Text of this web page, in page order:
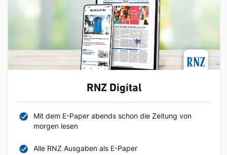
RNZ Digital
Mit dem E-Paper abends schon die Zeitung von
morgen lesen
Alle RNZ Ausgaben als E-Paper